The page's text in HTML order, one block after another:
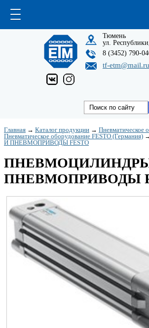
Тюмень
ул.
8 (3452) 790-
tf-etm@mail.ru
Главная → Каталог продукции → Пневматическое
Пневматическое оборудование FESTO (Германия)
И ПНЕВМОПРИВОДЫ FESTO
ПНЕВМОПРИВОДЫ